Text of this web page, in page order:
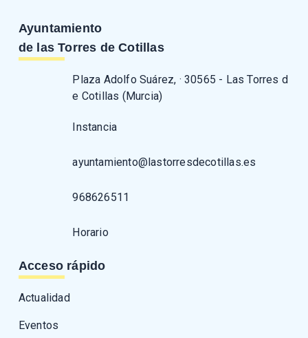
Ayuntamiento
de las Torres de Cotillas
Plaza Adolfo Suárez, · 30565 - Las Torres d
e Cotillas (Murcia)
Instancia
ayuntamiento@lastorresdecotillas.es
968626511
Horario
Acceso rápido
Actualidad
Eventos